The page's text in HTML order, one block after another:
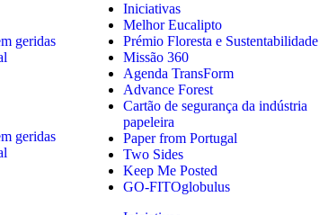
geridas
geridas
Iniciativas
Melhor Eucalipto
Prémio Floresta e Sustentabilidade
Missão 360
Agenda TransForm
Advance Forest
Cartão de segurança da indústria
papeleira
Paper from Portugal
Two Sides
Keep Me Posted
GO-FITOglobulus